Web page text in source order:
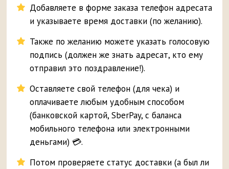
Добавляете в форме заказа телефон адресата
и указываете время доставки (по желанию).
Также по желанию можете указать голосовую
подпись (должен же знать адресат, кто ему
отправил это поздравление!).
Оставляете свой телефон (для чека) и
оплачиваете любым удобным способом
(банковской картой, SberPay, с баланса
мобильного телефона или электронными
деньгами) 💳.
Потом проверяете статус доставки (а был ли